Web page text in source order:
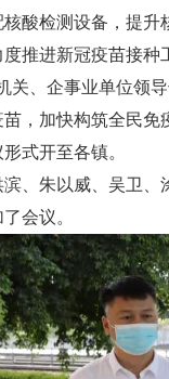
酸检测设备，提
推进新冠疫苗接种
关、企事业单位领
，加快构筑全民免
式开至各镇。
朱以威、吴卫、
会议。